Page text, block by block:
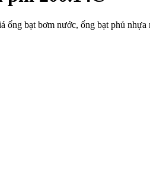
ống bạt bơm nước, ống bạt phủ